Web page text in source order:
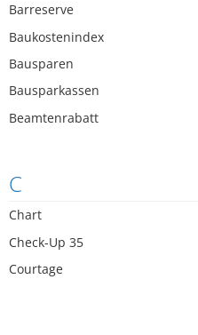
Barreserve
Baukostenindex
Bausparen
Bausparkassen
Beamtenrabatt
C
Chart
Check-Up 35
Courtage